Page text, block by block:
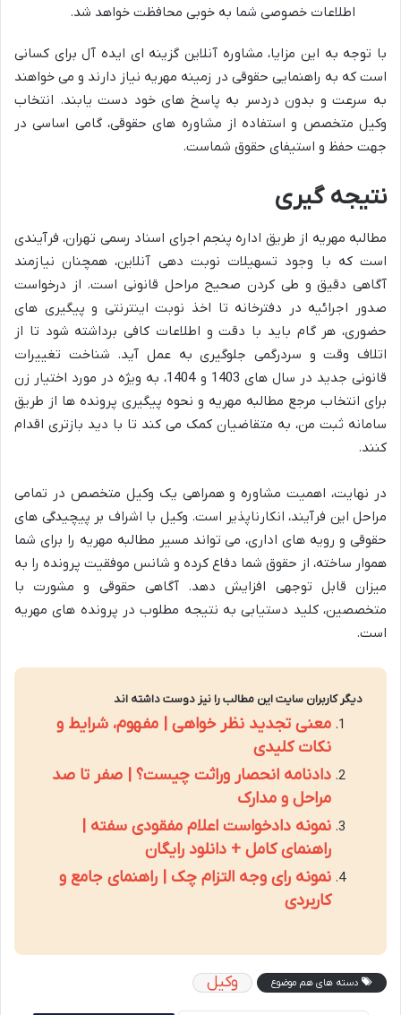
اطلاعات خصوصی شما به خوبی محافظت خواهد شد.
با توجه به این مزایا، مشاوره آنلاین گزینه ای ایده آل برای کسانی
است که به راهنمایی حقوقی در زمینه مهریه نیاز دارند و می خواهند
به سرعت و بدون دردسر به پاسخ های خود دست یابند. انتخاب
وکیل متخصص و استفاده از مشاوره های حقوقی، گامی اساسی در
جهت حفظ و استیفای حقوق شماست.
نتیجه گیری
مطالبه مهریه از طریق اداره پنجم اجرای اسناد رسمی تهران، فرآیندی
است که با وجود تسهیلات نوبت دهی آنلاین، همچنان نیازمند
آگاهی دقیق و طی کردن صحیح مراحل قانونی است. از درخواست
صدور اجرائیه در دفترخانه تا اخذ نوبت اینترنتی و پیگیری های
حضوری، هر گام باید با دقت و اطلاعات کافی برداشته شود تا از
اتلاف وقت و سردرگمی جلوگیری به عمل آید. شناخت تغییرات
قانونی جدید در سال های 1403 و 1404، به ویژه در مورد اختیار زن
برای انتخاب مرجع مطالبه مهریه و نحوه پیگیری پرونده ها از طریق
سامانه ثبت من، به متقاضیان کمک می کند تا با دید بازتری اقدام
کنند.
در نهایت، اهمیت مشاوره و همراهی یک وکیل متخصص در تمامی
مراحل این فرآیند، انکارناپذیر است. وکیل با اشراف بر پیچیدگی های
حقوقی و رویه های اداری، می تواند مسیر مطالبه مهریه را برای شما
هموار ساخته، از حقوق شما دفاع کرده و شانس موفقیت پرونده را به
میزان قابل توجهی افزایش دهد. آگاهی حقوقی و مشورت با
متخصصین، کلید دستیابی به نتیجه مطلوب در پرونده های مهریه
است.
دیگر کاربران سایت این مطالب را نیز دوست داشته اند
معنی تجدید نظر خواهی | مفهوم، شرایط و
نکات کلیدی
دادنامه انحصار وراثت چیست؟ | صفر تا صد
مراحل و مدارک
نمونه دادخواست اعلام مفقودی سفته |
راهنمای کامل + دانلود رایگان
نمونه رای وجه التزام چک | راهنمای جامع و
کاربردی
دسته های هم موضوع وکیل